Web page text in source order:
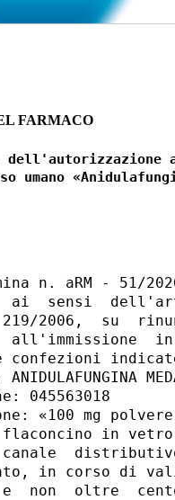
FARMACO
dell'autorizzazione
n. aRM - 51/
ai  sensi
2006,  su
all'immissione
confezioni
ANIDULAFUNGINA
045563018
«100 mg
flaconcino in
in corso di
non  oltre